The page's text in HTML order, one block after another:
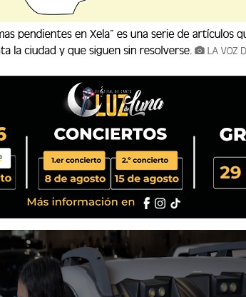
en la Copa Oro 2025.
su regreso fue celebrado como el de
en el Aeropuerto Internacional
a recibir a los jugadores que hicieron